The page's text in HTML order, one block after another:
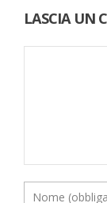
LASCIA UN